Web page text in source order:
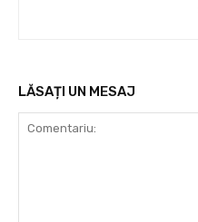
LĂSAȚI UN MESAJ